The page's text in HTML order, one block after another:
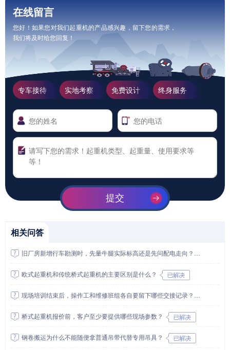
在线留言
您好！如果您对我们起重机的产品感兴趣，留下您的需求，
我们将及时给您回复！
专车接待 实地考察 免费设计 终身服务
提交
相关问答
旧厂房新增行车勘测时，先量牛腿实际标高还是先问配电走向？
欧式起重机和传统桥式起重机的主要区别是什么？
现场培训结束后，操作工和维修班组各自要留下哪些交接记录？
桥式起重机报价前，客户至少要提供哪些现场参数？
钢卷搬运为什么不能随便拿普通吊带代替专用吊具？